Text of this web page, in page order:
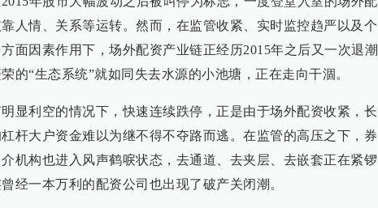
人情、关系等运转。然而，在监管收紧、实时监控趋严以及个
面因素作用下，场外配资产业链正经历2015年之后又一次退潮
的“生态系统”就如同失去水源的小池塘，正在走向干涸。
显利空的情况下，快速连续跌停，正是由于场外配资收紧，长
杆大户资金难以为继不得不夺路而逃。在监管的高压之下，券
机构也进入风声鹤唳状态，去通道、去夹层、去嵌套正在紧锣
经一本万利的配资公司也出现了破产关闭潮。